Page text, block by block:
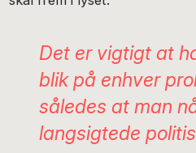
Det er vigtigt at
blik på enhver
således at man
langsigtede